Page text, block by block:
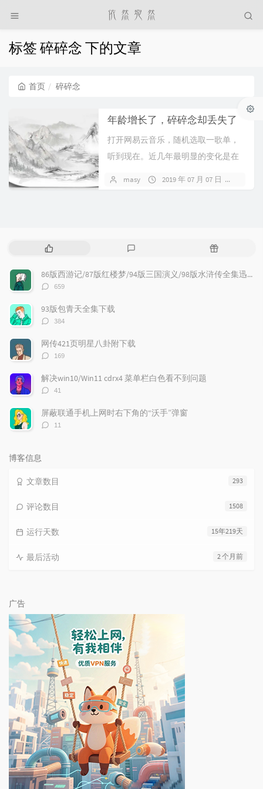
标签 碎碎念 下的文章
首页 碎碎念
年龄增长了，碎碎念却丢失了
打开网易云音乐，随机选取一歌单，
听到现在。近几年最明显的变化是在
masy 2019 年 07 月 07 日
热
文
章
评
论
随
文
章
86版西游记/87版红楼梦/94版三国演义/98版水浒传全集迅雷下载
评
数：
659
93版包青天全集下载
评
数：
384
网传421页明星八卦附下载
评
数：
169
解决win10/Win11 cdrx4 菜单栏白色看不到问题
评
数：
41
屏蔽联通手机上网时右下角的“沃手”弹窗
评
11
博客信息
293
文章数目
1508
评论数目
15年219天
运行天数
2 个月前
最后活动
广告